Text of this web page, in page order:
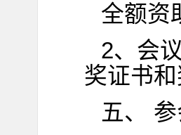
全额资
2、会
奖证书
五、